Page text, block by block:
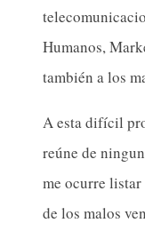
Humanos,
también a los
A esta difícil
reúne de
me ocurre
de los malos